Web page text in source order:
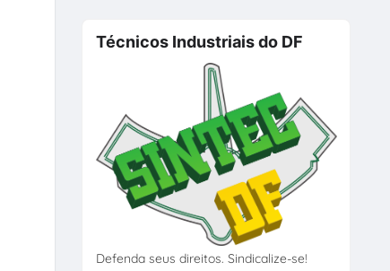
Técnicos Industriais do DF
Defenda seus direitos. Sindicalize-se!